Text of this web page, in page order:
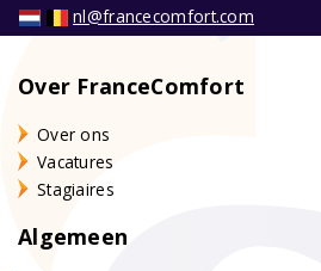
nl@francecomfort.com
Over FranceComfort
Over ons
Vacatures
Stagiaires
Algemeen